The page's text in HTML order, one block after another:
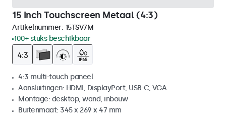
15 Inch Touchscreen Metaal (4:3)
Artikelnummer: 15TSV7M
100+ stuks beschikbaar
4:3 multi-touch paneel
Aansluitingen: HDMI, DisplayPort, USB-C, VGA
Montage: desktop, wand, inbouw
Buitenmaat: 345 x 269 x 47 mm